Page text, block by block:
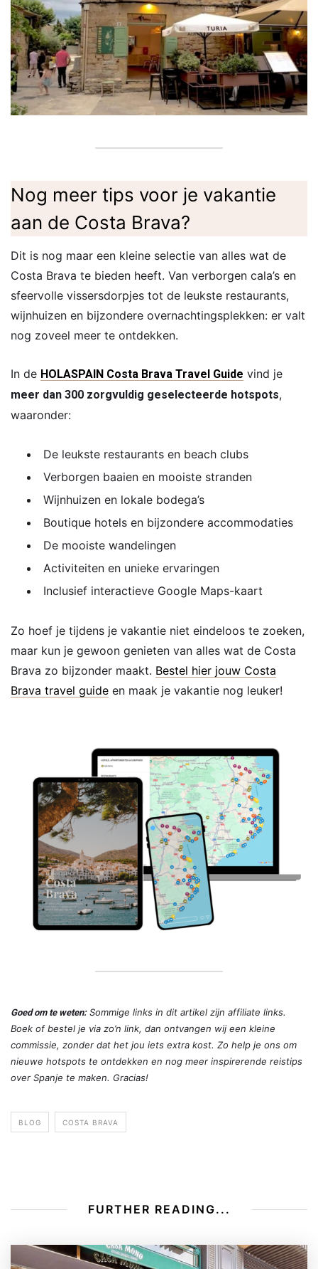
Nog meer tips voor je vakantie
aan de Costa Brava?
Dit is nog maar een kleine selectie van alles wat de
Costa Brava te bieden heeft. Van verborgen cala’s en
sfeervolle vissersdorpjes tot de leukste restaurants,
wijnhuizen en bijzondere overnachtingsplekken: er valt
nog zoveel meer te ontdekken.
In de HOLASPAIN Costa Brava Travel Guide vind je
meer dan 300 zorgvuldig geselecteerde hotspots,
waaronder:
De leukste restaurants en beach clubs
Verborgen baaien en mooiste stranden
Wijnhuizen en lokale bodega’s
Boutique hotels en bijzondere accommodaties
De mooiste wandelingen
Activiteiten en unieke ervaringen
Inclusief interactieve Google Maps-kaart
Zo hoef je tijdens je vakantie niet eindeloos te zoeken,
maar kun je gewoon genieten van alles wat de Costa
Brava zo bijzonder maakt. Bestel hier jouw Costa
Brava travel guide en maak je vakantie nog leuker!
Goed om te weten:Sommige links in dit artikel zijn affiliate links.
Boek of bestel je via zo’n link, dan ontvangen wij een kleine
commissie, zonder dat het jou iets extra kost. Zo help je ons om
nieuwe hotspots te ontdekken en nog meer inspirerende reistips
over Spanje te maken. Gracias!
BLOG COSTA BRAVA
FURTHER READING...